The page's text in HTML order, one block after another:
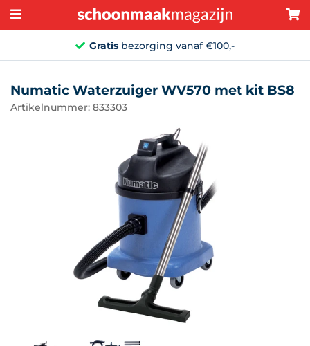
Gratis bezorging vanaf €100,-
Numatic Waterzuiger WV570 met kit BS8
Artikelnummer: 833303